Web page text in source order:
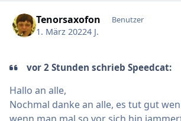
Tenorsaxofon Benutzer
1. März 20224 J.
vor 2 Stunden schrieb Speedcat:
Hallo an alle,
Nochmal danke an alle, es tut gut